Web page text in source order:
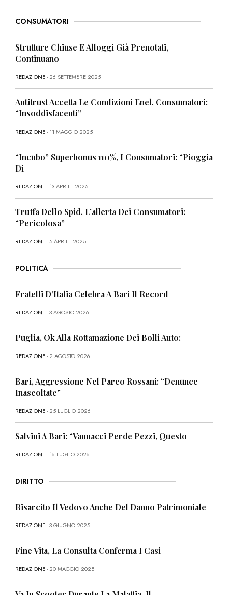
CONSUMATORI
Strutture Chiuse E Alloggi Già Prenotati,
Continuano
REDAZIONE- 26 SETTEMBRE 2025
Antitrust Accetta Le Condizioni Enel, Consumatori:
“Insoddisfacenti”
REDAZIONE- 11 MAGGIO 2025
“Incubo” Superbonus 110%, I Consumatori: “Pioggia
Di
REDAZIONE- 13 APRILE 2025
Truffa Dello Spid, L’allerta Dei Consumatori:
“Pericolosa”
REDAZIONE- 5 APRILE 2025
POLITICA
Fratelli D’Italia Celebra A Bari Il Record
REDAZIONE- 3 AGOSTO 2026
Puglia, Ok Alla Rottamazione Dei Bolli Auto:
REDAZIONE- 2 AGOSTO 2026
Bari, Aggressione Nel Parco Rossani: “Denunce
Inascoltate”
REDAZIONE- 25 LUGLIO 2026
Salvini A Bari: “Vannacci Perde Pezzi, Questo
REDAZIONE- 16 LUGLIO 2026
DIRITTO
Risarcito Il Vedovo Anche Del Danno Patrimoniale
REDAZIONE- 3 GIUGNO 2025
Fine Vita, La Consulta Conferma I Casi
REDAZIONE- 20 MAGGIO 2025